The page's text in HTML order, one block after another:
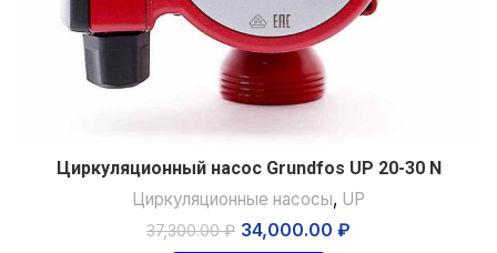
Циркуляционный насос Grundfos UP 20-30 N
Циркуляционные насосы, UP
37,300.00₽ 34,000.00 ₽